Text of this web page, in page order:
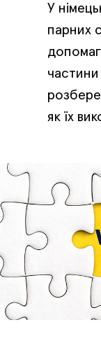
У
парних
як їх